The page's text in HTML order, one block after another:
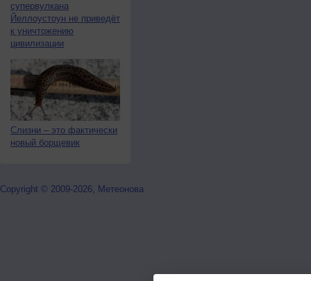
супервулкана
Йеллоустоун не приведёт
к уничтожению
цивилизации
Слизни – это фактически
новый борщевик
Copyright © 2009-2026, Метеонова